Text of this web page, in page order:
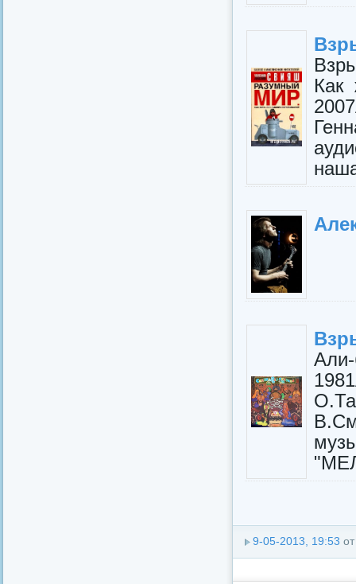
Как
9-05-2013, 19:53